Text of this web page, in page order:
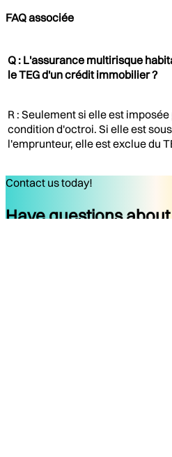
FAQ associée
Q : L'assurance multirisque
le TEG d'un crédit immobilier ?
R : Seulement si elle est
condition d'octroi. Si elle est
l'emprunteur, elle est exclue du
Contact us today!
Have questions